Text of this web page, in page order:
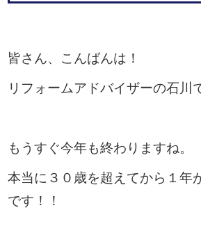
皆さん、こんばんは！
リフォームアドバイザーの石川
もうすぐ今年も終わりますね。
本当に３０歳を超えてから１年
です！！